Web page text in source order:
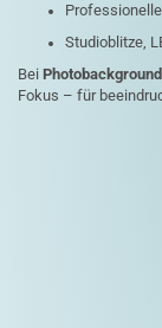
Studioblitze,
Bei
Fokus – für